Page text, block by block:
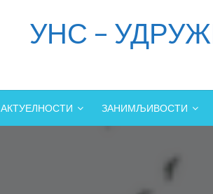
УНС –
АКТУЕЛНОСТИ ЗАНИМЉИВОСТИ